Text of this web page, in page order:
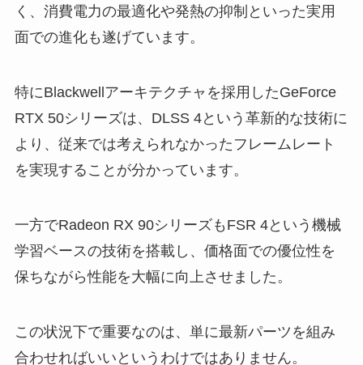
く、消費電力の最適化や発熱の抑制といった実用
面での進化も遂げています。
特にBlackwellアーキテクチャを採用したGeForce
RTX 50シリーズは、DLSS 4という革新的な技術に
より、従来では考えられなかったフレームレート
を実現することが分かっています。
一方でRadeon RX 90シリーズもFSR 4という機械
学習ベースの技術を搭載し、価格面での優位性を
保ちながら性能を大幅に向上させました。
この状況下で重要なのは、単に最新パーツを組み
合わせればいいというわけではありません。